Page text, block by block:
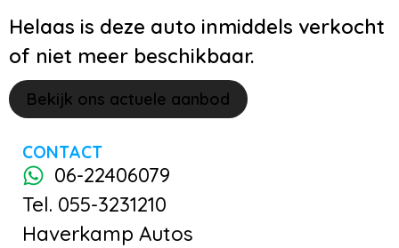
Helaas is deze auto inmiddels verkocht
of niet meer beschikbaar.
Bekijk ons actuele aanbod
CONTACT
06-22406079
Tel. 055-3231210
Haverkamp Autos